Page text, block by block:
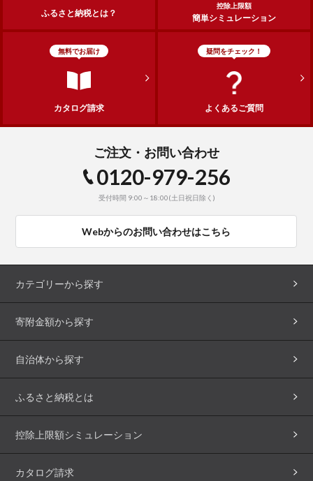
ふるさと納税とは？
控除上限額
簡単シミュレーション
無料でお届け
カタログ請求
疑問をチェック！
よくあるご質問
ご注文・お問い合わせ
0120-979-256
受付時間 9:00～18:00(土日祝日除く)
Webからのお問い合わせはこちら
カテゴリーから探す
寄附金額から探す
自治体から探す
ふるさと納税とは
控除上限額シミュレーション
カタログ請求